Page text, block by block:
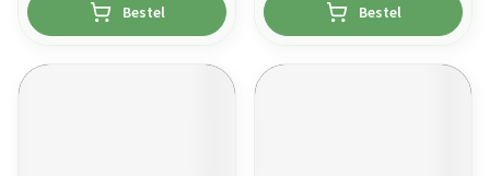
Bestel Bestel